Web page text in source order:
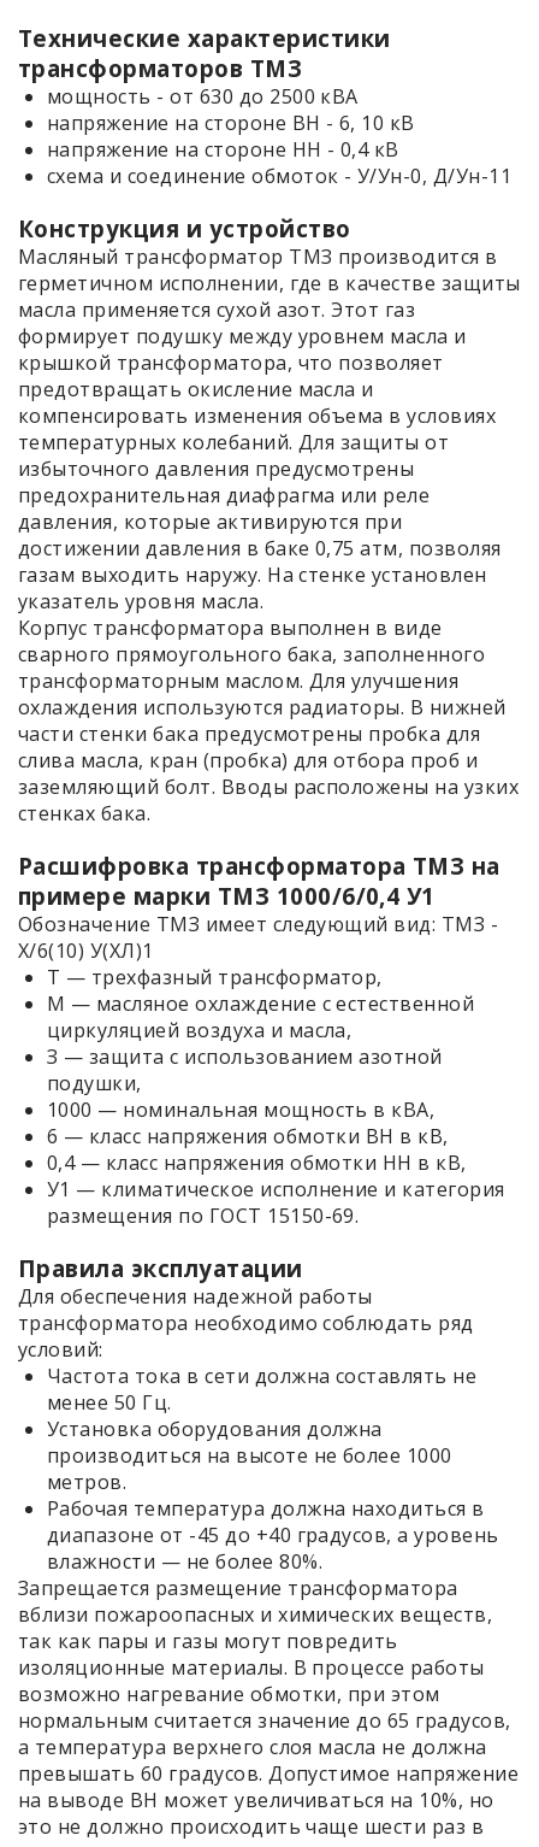
Технические характеристики
трансформаторов ТМЗ
мощность - от 630 до 2500 кВА
напряжение на стороне ВН - 6, 10 кВ
напряжение на стороне НН - 0,4 кВ
схема и соединение обмоток - У/Ун-0, Д/Ун-11
Конструкция и устройство
Масляный трансформатор ТМЗ производится в
герметичном исполнении, где в качестве защиты
масла применяется сухой азот. Этот газ
формирует подушку между уровнем масла и
крышкой трансформатора, что позволяет
предотвращать окисление масла и
компенсировать изменения объема в условиях
температурных колебаний. Для защиты от
избыточного давления предусмотрены
предохранительная диафрагма или реле
давления, которые активируются при
достижении давления в баке 0,75 атм, позволяя
газам выходить наружу. На стенке установлен
указатель уровня масла.
Корпус трансформатора выполнен в виде
сварного прямоугольного бака, заполненного
трансформаторным маслом. Для улучшения
охлаждения используются радиаторы. В нижней
части стенки бака предусмотрены пробка для
слива масла, кран (пробка) для отбора проб и
заземляющий болт. Вводы расположены на узких
стенках бака.
Расшифровка трансформатора ТМЗ на
примере марки ТМЗ 1000/6/0,4 У1
Обозначение ТМЗ имеет следующий вид: ТМЗ -
Х/6(10) У(ХЛ)1
Т — трехфазный трансформатор,
М — масляное охлаждение с естественной
циркуляцией воздуха и масла,
З — защита с использованием азотной
подушки,
1000 — номинальная мощность в кВА,
6 — класс напряжения обмотки ВН в кВ,
0,4 — класс напряжения обмотки НН в кВ,
У1 — климатическое исполнение и категория
размещения по ГОСТ 15150-69.
Правила эксплуатации
Для обеспечения надежной работы
трансформатора необходимо соблюдать ряд
условий:
Частота тока в сети должна составлять не
менее 50 Гц.
Установка оборудования должна
производиться на высоте не более 1000
метров.
Рабочая температура должна находиться в
диапазоне от -45 до +40 градусов, а уровень
влажности — не более 80%.
Запрещается размещение трансформатора
вблизи пожароопасных и химических веществ,
так как пары и газы могут повредить
изоляционные материалы. В процессе работы
возможно нагревание обмотки, при этом
нормальным считается значение до 65 градусов,
а температура верхнего слоя масла не должна
превышать 60 градусов. Допустимое напряжение
на выводе ВН может увеличиваться на 10%, но
это не должно происходить чаще шести раз в